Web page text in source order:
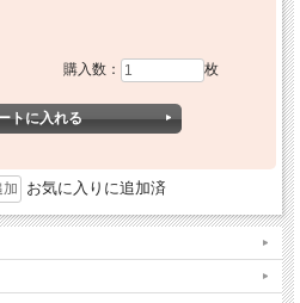
購入数： 枚
お気に入りに追加済